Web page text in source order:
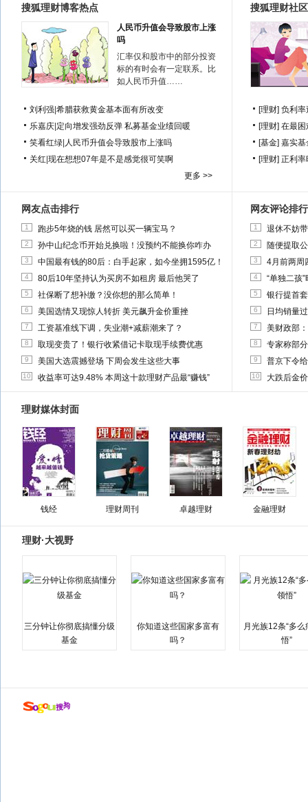
搜狐理财博客热点
人民币升值会导致股市上涨
吗
汇率仅和股市中的部分投资
标的有时会有一定联系。比
如人民币升值……
刘利强 希腊获救黄金基本面有所改变
乐嘉庆 定向增发强劲反弹 私募基金业绩回暖
笑看红绿 人民币升值会导致股市上涨吗
关红 现在想想07年是不是感觉很可笑啊
更多 >>
搜狐理财社
[理财] 负利率
[理财] 在最困
[基金] 嘉实基
[理财] 正利率
网友点击排行
1 跑步5年烧的钱 居然可以买一辆宝马？
2 孙中山纪念币开始兑换啦！没预约不能换你咋办
3 中国最有钱的80后：白手起家，如今坐拥1595亿！
4 80后10年坚持认为买房不如租房 最后他哭了
5 社保断了想补缴？没你想的那么简单！
6 美国选情又现惊人转折 美元飙升金价重挫
7 工资基准线下调，失业潮+减薪潮来了？
8 取现变贵了！银行收紧借记卡取现手续费优惠
9 美国大选震撼登场 下周会发生这些大事
10 收益率可达9.48% 本周这十款理财产品最“赚钱”
网友评论排行
1 退休不妨
2 随便提取
3 4月前两周
4 “单独二孩
5 银行提首
6 日均销量
7 美财政部
8 专家称部
9 普京下令
10 大跌后金
理财媒体封面
钱经 理财周刊 卓越理财 金融理财
理财·大视野
三分钟让你彻底搞懂分级
基金
你知道这些国家多富有
吗？
月光族12条“多么
悟”